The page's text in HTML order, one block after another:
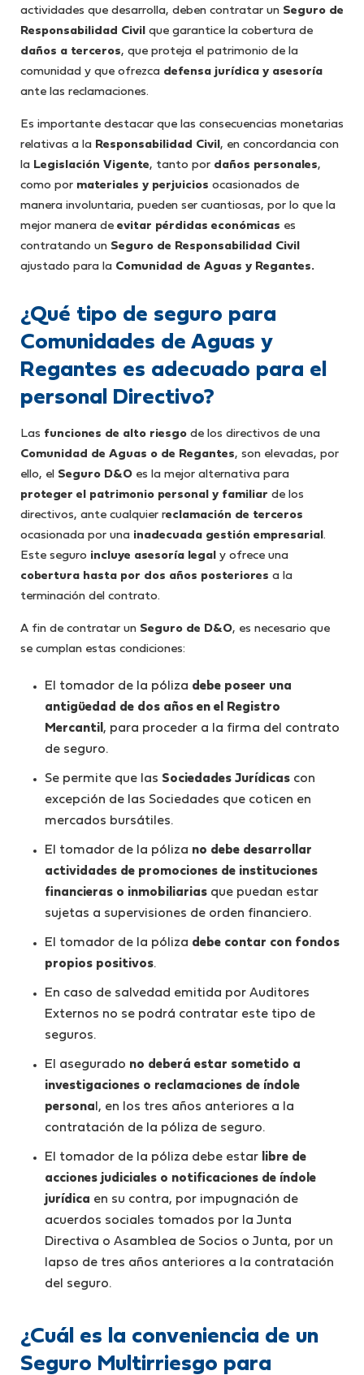
actividades que desarrolla, deben contratar un Seguro de
Responsabilidad Civil
que garantice la cobertura de
daños a terceros, que proteja el patrimonio de la
comunidad y que ofrezca defensa jurídica y asesoría
ante las reclamaciones.
Es importante destacar que las consecuencias monetarias
relativas a la Responsabilidad Civil , en concordancia con
la Legislación Vigente, tanto por daños personales,
como por materiales y perjuicios ocasionados de
manera involuntaria, pueden ser cuantiosas, por lo que la
mejor manera de evitar pérdidas económicas es
contratando un Seguro de Responsabilidad Civil
ajustado para la Comunidad de Aguas y Regantes.
¿Qué tipo de seguro para
Comunidades de Aguas y
Regantes es adecuado para el
personal Directivo?
Las funciones de alto riesgo de los directivos de una
Comunidad de Aguas o de Regantes, son elevadas, por
ello, el Seguro D&O es la mejor alternativa para
proteger el patrimonio personal y familiar de los
directivos, ante cualquier reclamación de terceros
ocasionada por una inadecuada gestión empresarial .
Este seguro incluye asesoría legal
y ofrece una
cobertura hasta por dos años posteriores a la
terminación del contrato.
A fin de contratar un Seguro de D&O, es necesario que
se cumplan estas condiciones:
El tomador de la póliza debe poseer una
antigüedad de dos años en el Registro
Mercantil , para proceder a la firma del contrato
de seguro.
Se permite que las Sociedades Jurídicas con
excepción de las Sociedades que coticen en
mercados bursátiles.
El tomador de la póliza no debe desarrollar
actividades de promociones de instituciones
financieras o inmobiliarias que puedan estar
sujetas a supervisiones de orden financiero.
El tomador de la póliza debe contar con fondos
propios positivos.
En caso de salvedad emitida por Auditores
Externos no se podrá contratar este tipo de
seguros.
El asegurado no deberá estar sometido a
investigaciones o reclamaciones de índole
persona l, en los tres años anteriores a la
contratación de la póliza de seguro.
El tomador de la póliza debe estar
libre de
acciones judiciales o notificaciones de índole
jurídica en su contra, por impugnación de
acuerdos sociales tomados por la Junta
Directiva o Asamblea de Socios o Junta, por un
lapso de tres años anteriores a la contratación
del seguro.
¿Cuál es la conveniencia de un
Seguro Multirriesgo para